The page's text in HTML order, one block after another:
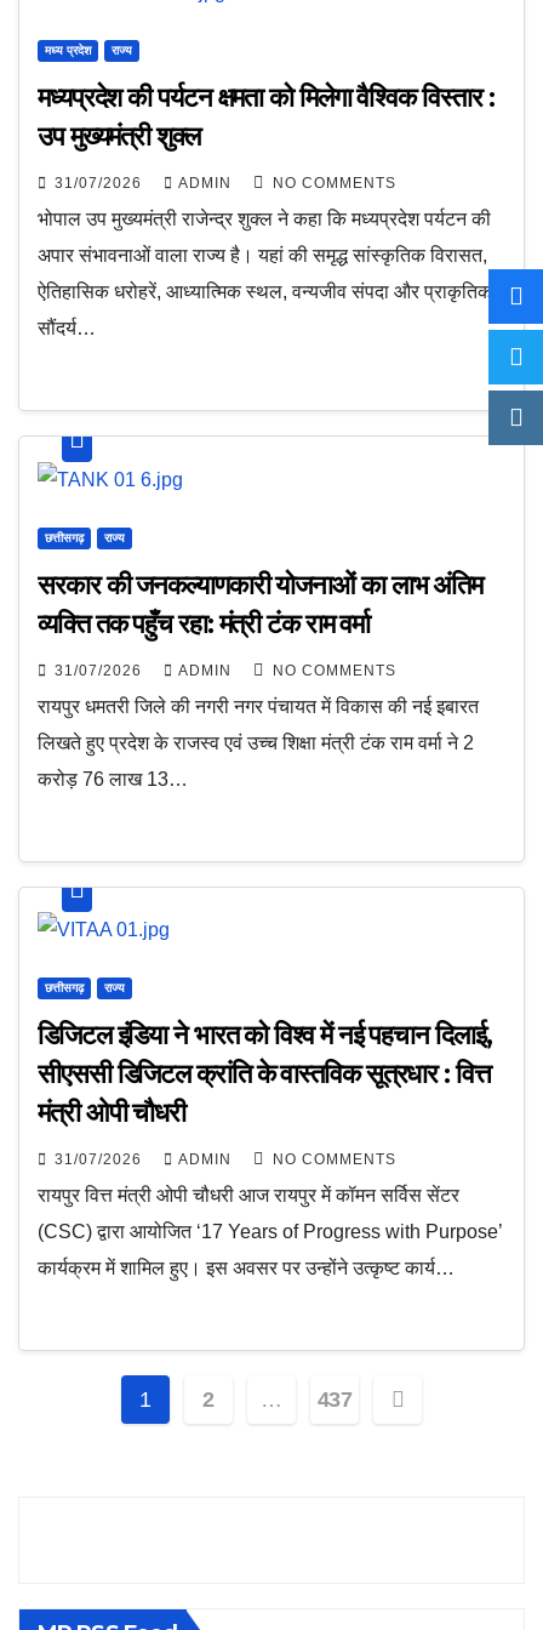
मध्य प्रदेश राज्य
मध्यप्रदेश की पर्यटन क्षमता को मिलेगा वैश्विक विस्तार :
उप मुख्यमंत्री शुक्ल
31/07/2026 ADMIN NO COMMENTS
भोपाल उप मुख्यमंत्री राजेन्द्र शुक्ल ने कहा कि मध्यप्रदेश पर्यटन की
अपार संभावनाओं वाला राज्य है। यहां की समृद्ध सांस्कृतिक विरासत,
ऐतिहासिक धरोहरें, आध्यात्मिक स्थल, वन्यजीव संपदा और प्राकृतिक
सौंदर्य…
छत्तीसगढ़ राज्य
सरकार की जनकल्याणकारी योजनाओं का लाभ अंतिम
व्यक्ति तक पहुँच रहा: मंत्री टंक राम वर्मा
31/07/2026 ADMIN NO COMMENTS
रायपुर धमतरी जिले की नगरी नगर पंचायत में विकास की नई इबारत
लिखते हुए प्रदेश के राजस्व एवं उच्च शिक्षा मंत्री टंक राम वर्मा ने 2
करोड़ 76 लाख 13…
छत्तीसगढ़ राज्य
डिजिटल इंडिया ने भारत को विश्व में नई पहचान दिलाई,
सीएससी डिजिटल क्रांति के वास्तविक सूत्रधार : वित्त
मंत्री ओपी चौधरी
31/07/2026 ADMIN NO COMMENTS
रायपुर वित्त मंत्री ओपी चौधरी आज रायपुर में कॉमन सर्विस सेंटर
(CSC) द्वारा आयोजित ‘17 Years of Progress with Purpose’
कार्यक्रम में शामिल हुए। इस अवसर पर उन्होंने उत्कृष्ट कार्य…
Posts
1 2 … 437